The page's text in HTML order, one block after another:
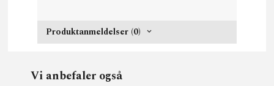
Produktanmeldelser (0)
Vi anbefaler også